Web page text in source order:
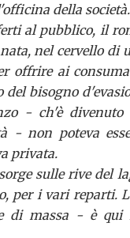
della società.
al pubblico, il
nel cervello di
offrire ai
bisogno
- ch'è divenuto
- non poteva
privata.
sulle rive del
per i vari reparti.
di massa - è qui